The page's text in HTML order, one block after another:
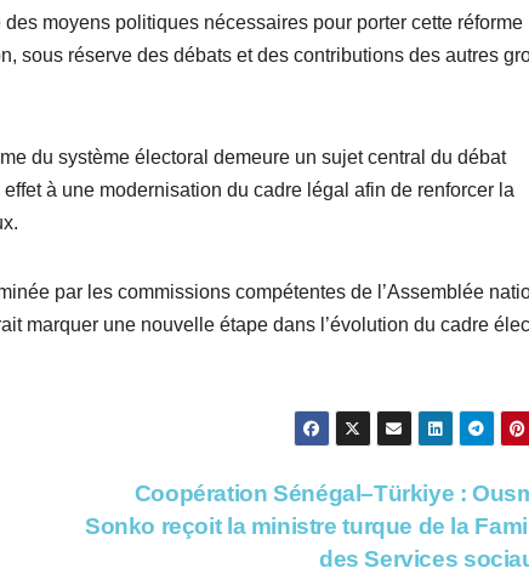
moyens politiques nécessaires pour porter cette réforme
sous réserve des débats et des contributions des autres
du système électoral demeure un sujet central du débat
à une modernisation du cadre légal afin de renforcer la
par les commissions compétentes de l’Assemblée
marquer une nouvelle étape dans l’évolution du cadre
Coopération Sénégal–Türkiye :
Sonko reçoit la ministre turque de la
des Services